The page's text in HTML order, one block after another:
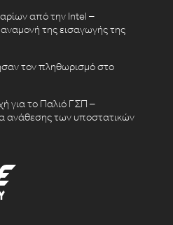
από την Intel –
της εισαγωγής της
τον πληθωρισμό στο
για το Παλιό ΓΣΠ –
ανάθεσης των υποστατικών